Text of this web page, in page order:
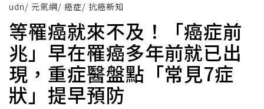
udn/ 元氣網/ 癌症/ 抗癌新知
等罹癌就來不及！「癌症前
兆」早在罹癌多年前就已出
現，重症醫盤點「常見7症
狀」提早預防